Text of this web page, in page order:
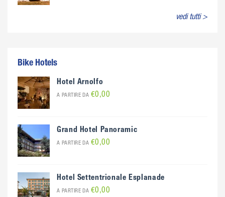
vedi tutti >
Bike Hotels
Hotel Arnolfo
A PARTIRE DA €0,00
Grand Hotel Panoramic
A PARTIRE DA €0,00
Hotel Settentrionale Esplanade
A PARTIRE DA €0,00